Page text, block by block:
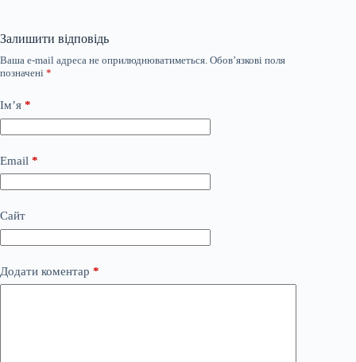
Залишити відповідь
Ваша e-mail адреса не оприлюднюватиметься. Обов’язкові поля
позначені *
Ім’я *
Email *
Сайт
Додати коментар *